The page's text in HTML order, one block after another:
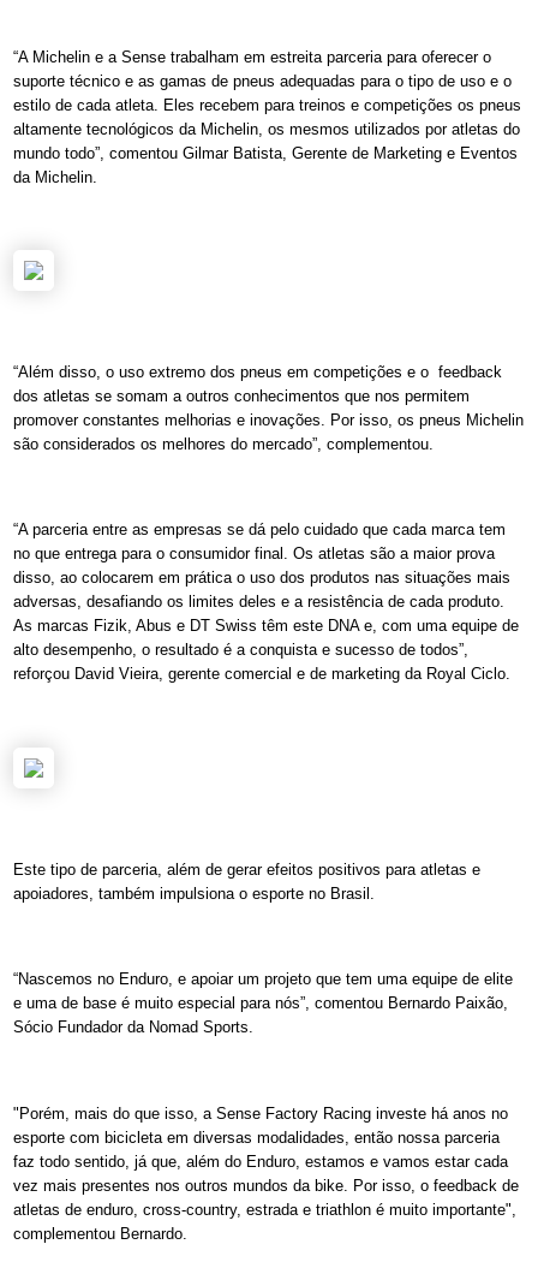
“A Michelin e a Sense trabalham em estreita parceria para oferecer o
suporte técnico e as gamas de pneus adequadas para o tipo de uso e o
estilo de cada atleta. Eles recebem para treinos e competições os pneus
altamente tecnológicos da Michelin, os mesmos utilizados por atletas do
mundo todo”, comentou Gilmar Batista, Gerente de Marketing e Eventos
da Michelin.
“Além disso, o uso extremo dos pneus em competições e o feedback
dos atletas se somam a outros conhecimentos que nos permitem
promover constantes melhorias e inovações. Por isso, os pneus Michelin
são considerados os melhores do mercado”, complementou.
“A parceria entre as empresas se dá pelo cuidado que cada marca tem
no que entrega para o consumidor final. Os atletas são a maior prova
disso, ao colocarem em prática o uso dos produtos nas situações mais
adversas, desafiando os limites deles e a resistência de cada produto.
As marcas Fizik, Abus e DT Swiss têm este DNA e, com uma equipe de
alto desempenho, o resultado é a conquista e sucesso de todos”,
reforçou David Vieira, gerente comercial e de marketing da Royal Ciclo.
Este tipo de parceria, além de gerar efeitos positivos para atletas e
apoiadores, também impulsiona o esporte no Brasil.
“Nascemos no Enduro, e apoiar um projeto que tem uma equipe de elite
e uma de base é muito especial para nós”, comentou Bernardo Paixão,
Sócio Fundador da Nomad Sports.
"Porém, mais do que isso, a Sense Factory Racing investe há anos no
esporte com bicicleta em diversas modalidades, então nossa parceria
faz todo sentido, já que, além do Enduro, estamos e vamos estar cada
vez mais presentes nos outros mundos da bike. Por isso, o feedback de
atletas de enduro, cross-country, estrada e triathlon é muito importante",
complementou Bernardo.